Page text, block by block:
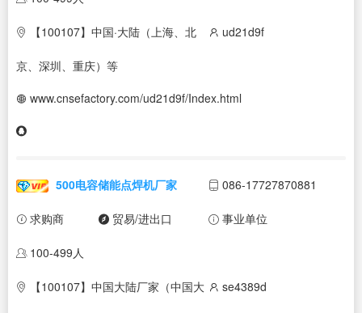
【100107】中国·大陆（上海、北
京、深圳、重庆）等
ud21d9f
www.cnsefactory.com/ud21d9f/Index.html
500电容储能点焊机厂家 086-17727870881
求购商 贸易/进出口 事业单位
100-499人
【100107】中国大陆厂家（中国大 se4389d